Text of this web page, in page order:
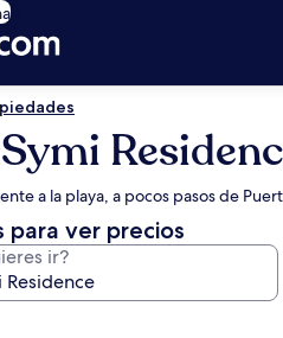
a la playa, a pocos pasos de
para ver precios
ir?